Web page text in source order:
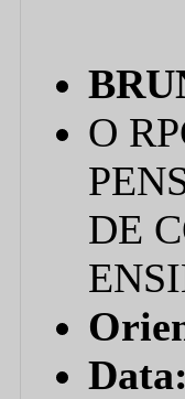
O
DE
Data: